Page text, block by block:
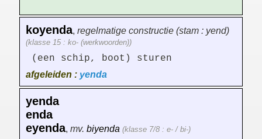
koyenda, regelmatige constructie (stam : yend)
(klasse 15 : ko- (werkwoorden))
(een schip, boot) sturen
afgeleiden : yenda
yenda
enda
eyenda, mv. biyenda (klasse 7/8 : e- / bi-)